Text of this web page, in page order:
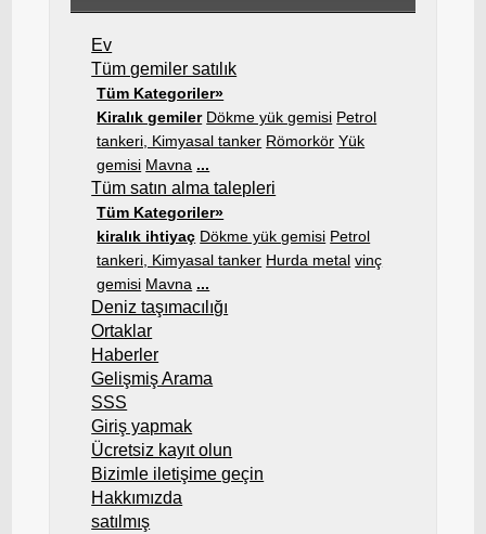
Ev
Tüm gemiler satılık
Tüm Kategoriler»
Kiralık gemiler Dökme yük gemisi Petrol
tankeri, Kimyasal tanker Römorkör Yük
gemisi Mavna ...
Tüm satın alma talepleri
Tüm Kategoriler»
kiralık ihtiyaç Dökme yük gemisi Petrol
tankeri, Kimyasal tanker Hurda metal vinç
gemisi Mavna ...
Deniz taşımacılığı
Ortaklar
Haberler
Gelişmiş Arama
SSS
Giriş yapmak
Ücretsiz kayıt olun
Bizimle iletişime geçin
Hakkımızda
satılmış